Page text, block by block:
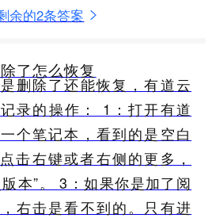
余的2条答案
了怎么恢复
删除了还能恢复，有道云
录的操作： 1：打开有道
个笔记本，看到的是空白
击右键或者右侧的更多，
本”。 3：如果你是加了阅
右击是看不到的。只有进